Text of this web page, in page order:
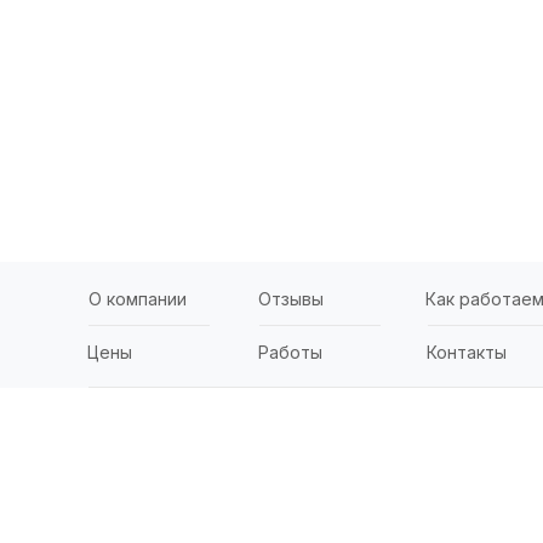
О компании Отзывы Как работаем
Работы Контакты
Цены